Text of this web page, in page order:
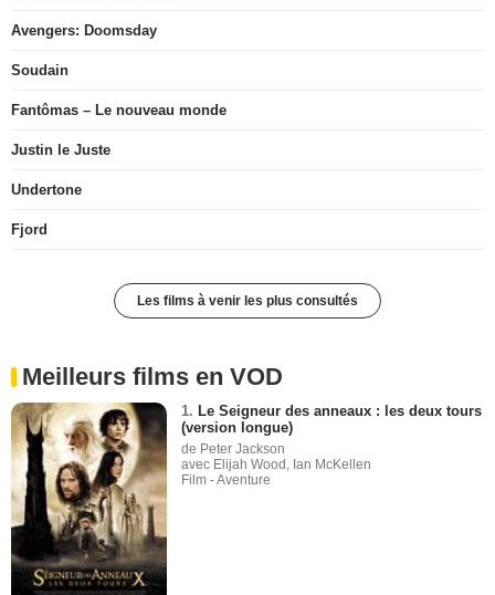
Avengers: Doomsday
Soudain
Fantômas – Le nouveau monde
Justin le Juste
Undertone
Fjord
Les films à venir les plus consultés
Meilleurs films en VOD
1. Le Seigneur des anneaux : les deux tours
(version longue)
de Peter Jackson
avec Elijah Wood, Ian McKellen
Film - Aventure